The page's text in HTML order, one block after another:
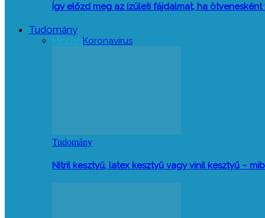
Így előzd meg az ízületi fájdalmat, ha
Tudomány
MindenKoronavírus
Tudomány
Nitril kesztyű, latex kesztyű vagy vinil kesztyű –